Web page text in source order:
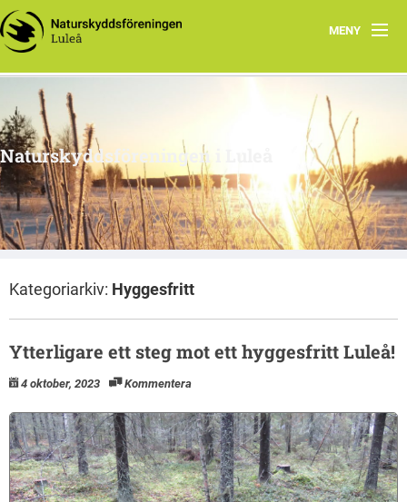
MENY
Hem
Om oss
Engagera dig
Intressegrupper
Klimatsmart i Luleå
Naturskyddsföreningen i Luleå
Kategoriarkiv: Hyggesfritt
Ytterligare ett steg mot ett hyggesfritt Luleå!
4 oktober, 2023 Kommentera